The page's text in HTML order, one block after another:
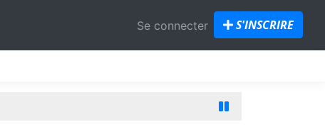
Se connecter S'INSCRIRE